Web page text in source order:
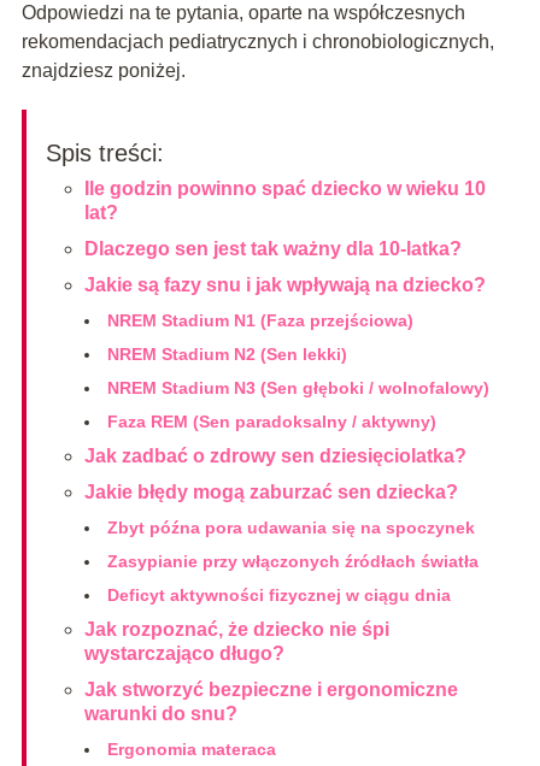
Odpowiedzi na te pytania, oparte na współczesnych
rekomendacjach pediatrycznych i chronobiologicznych,
znajdziesz poniżej.
Spis treści:
Ile godzin powinno spać dziecko w wieku 10
lat?
Dlaczego sen jest tak ważny dla 10-latka?
Jakie są fazy snu i jak wpływają na dziecko?
NREM Stadium N1 (Faza przejściowa)
NREM Stadium N2 (Sen lekki)
NREM Stadium N3 (Sen głęboki / wolnofalowy)
Faza REM (Sen paradoksalny / aktywny)
Jak zadbać o zdrowy sen dziesięciolatka?
Jakie błędy mogą zaburzać sen dziecka?
Zbyt późna pora udawania się na spoczynek
Zasypianie przy włączonych źródłach światła
Deficyt aktywności fizycznej w ciągu dnia
Jak rozpoznać, że dziecko nie śpi
wystarczająco długo?
Jak stworzyć bezpieczne i ergonomiczne
warunki do snu?
Ergonomia materaca